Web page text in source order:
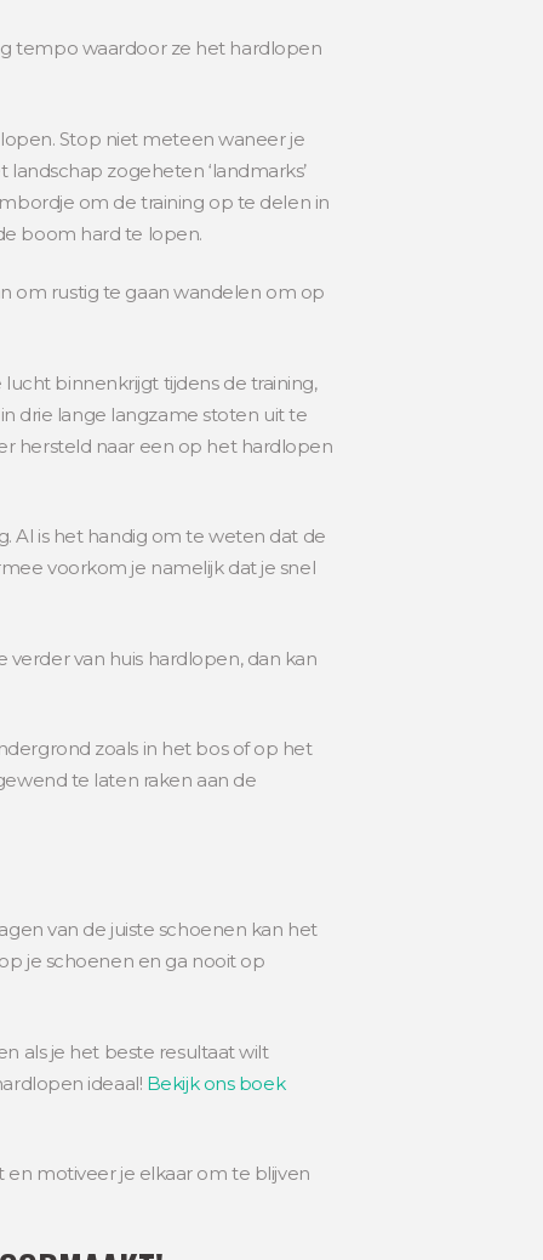
tempo waardoor ze het hardlopen
Stop niet meteen waneer je
zogeheten ‘landmarks’
om de training op te delen in
boom hard te lopen.
om rustig te gaan wandelen om op
binnenkrijgt tijdens de training,
drie lange langzame stoten uit te
hersteld naar een op het hardlopen
Al is het handig om te weten dat de
voorkom je namelijk dat je snel
verder van huis hardlopen, dan kan
zoals in het bos of op het
te laten raken aan de
van de juiste schoenen kan het
je schoenen en ga nooit op
als je het beste resultaat wilt
ideaal! Bekijk ons boek
motiveer je elkaar om te blijven